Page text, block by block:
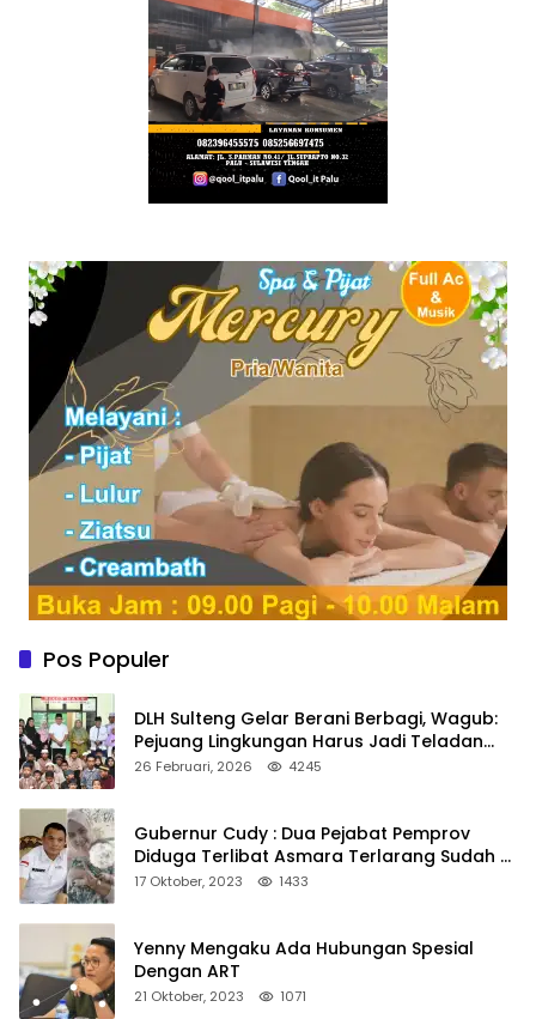
Pos Populer
DLH Sulteng Gelar Berani Berbagi, Wagub:
Pejuang Lingkungan Harus Jadi Teladan
Kepedulian
26 Februari, 2026 4245
Gubernur Cudy : Dua Pejabat Pemprov
Diduga Terlibat Asmara Terlarang Sudah di
Non Job
17 Oktober, 2023 1433
Yenny Mengaku Ada Hubungan Spesial
Dengan ART
21 Oktober, 2023 1071